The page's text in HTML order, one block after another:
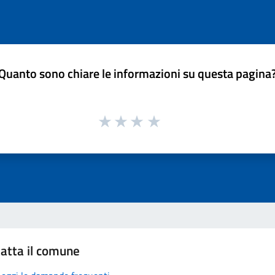
sono chiare le informazioni su questa
il comune